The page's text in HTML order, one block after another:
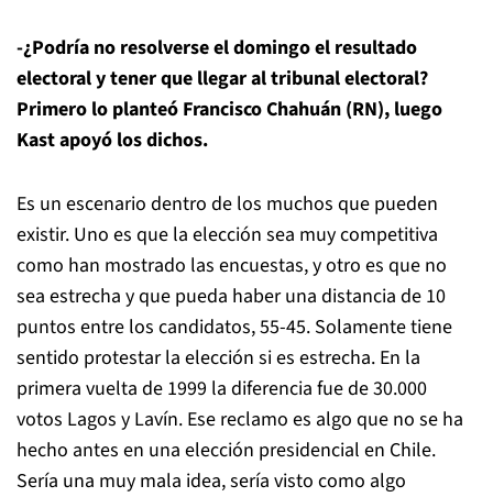
-¿Podría no resolverse el domingo el resultado
electoral y tener que llegar al tribunal electoral?
Primero lo planteó Francisco Chahuán (RN), luego
Kast apoyó los dichos.
Es un escenario dentro de los muchos que pueden
existir. Uno es que la elección sea muy competitiva
como han mostrado las encuestas, y otro es que no
sea estrecha y que pueda haber una distancia de 10
puntos entre los candidatos, 55-45. Solamente tiene
sentido protestar la elección si es estrecha. En la
primera vuelta de 1999 la diferencia fue de 30.000
votos Lagos y Lavín. Ese reclamo es algo que no se ha
hecho antes en una elección presidencial en Chile.
Sería una muy mala idea, sería visto como algo